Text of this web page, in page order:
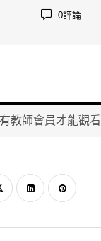
0評論
教師會員才能觀看